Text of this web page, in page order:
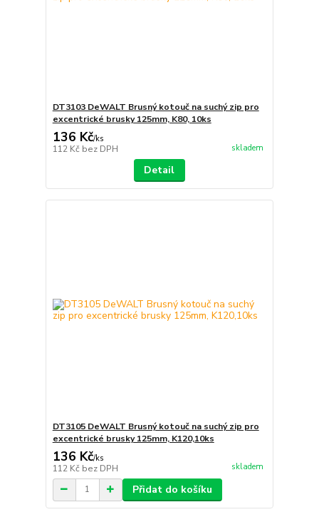
DT3103 DeWALT Brusný kotouč na suchý zip pro
excentrické brusky 125mm, K80, 10ks
136 Kč/ks
112 Kč bez DPH skladem
Detail
DT3105 DeWALT Brusný kotouč na suchý zip pro
excentrické brusky 125mm, K120,10ks
136 Kč/ks
112 Kč bez DPH skladem
Přidat do košíku